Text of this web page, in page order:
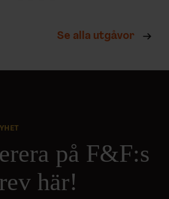
Se alla utgåvor
på F&F:s
här!